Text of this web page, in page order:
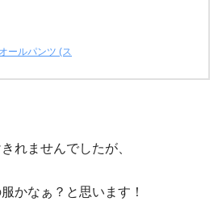
ールパンツ (ス
れませんでしたが、
かなぁ？と思います！